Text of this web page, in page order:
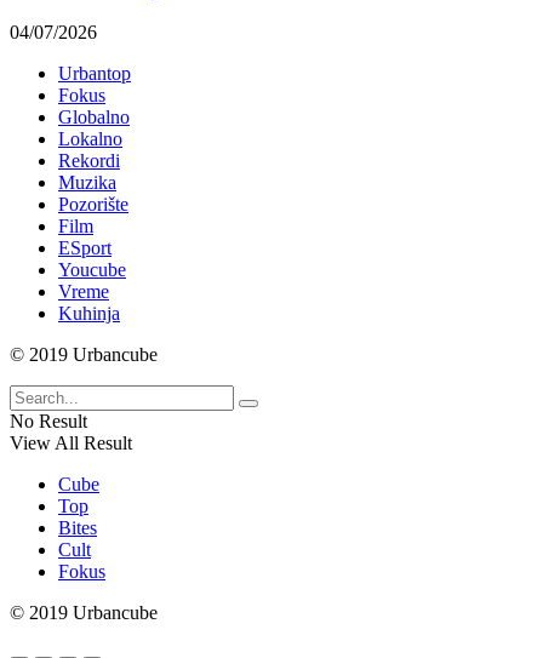
04/07/2026
Urbantop
Fokus
Globalno
Lokalno
Rekordi
Muzika
Pozorište
Film
ESport
Youcube
Vreme
Kuhinja
© 2019 Urbancube
No Result
View All Result
Cube
Top
Bites
Cult
Fokus
© 2019 Urbancube